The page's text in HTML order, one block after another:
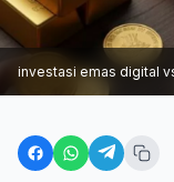
investasi emas digital